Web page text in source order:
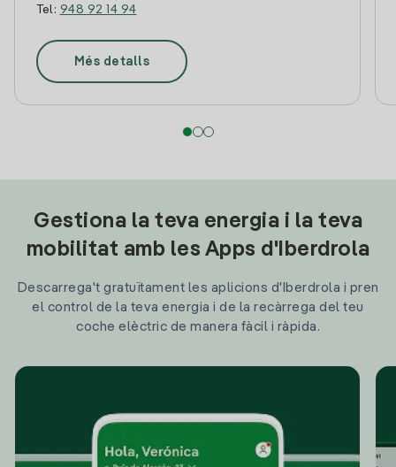
Tel: 948 92 14 94
Més detalls
Gestiona la teva energia i la teva
mobilitat amb les Apps d'Iberdrola
Descarrega't gratuïtament les aplicions d'Iberdrola i pren
el control de la teva energia i de la recàrrega del teu
coche elèctric de manera fàcil i ràpida.